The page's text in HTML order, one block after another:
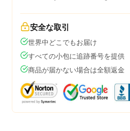
安全な取引
世界中どこでもお届け
すべての小包に追跡番号を提供
商品が届かない場合は全額返金